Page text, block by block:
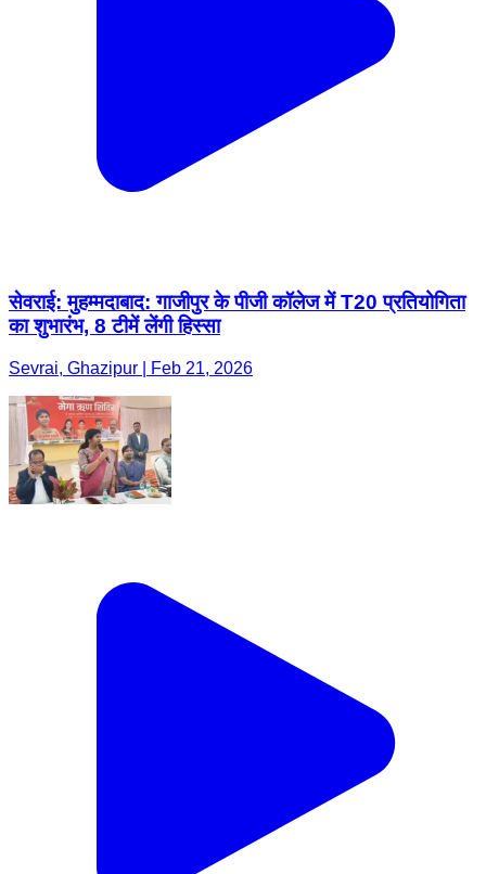
सेवराई: मुहम्मदाबाद: गाजीपुर के पीजी कॉलेज में T20 प्रतियोगिता
का शुभारंभ, 8 टीमें लेंगी हिस्सा
Sevrai, Ghazipur | Feb 21, 2026